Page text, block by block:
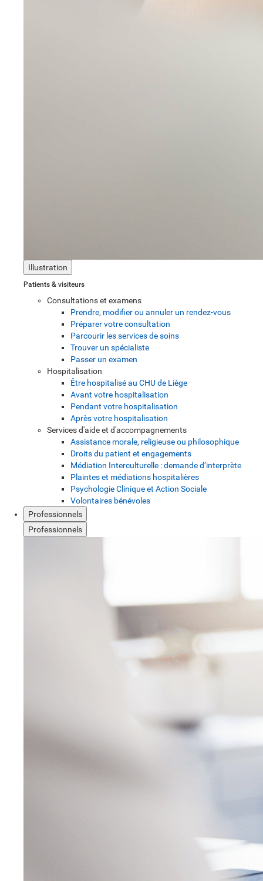
Illustration
Patients & visiteurs
Consultations et examens
Prendre, modifier ou annuler un rendez-vous
Préparer votre consultation
Parcourir les services de soins
Trouver un spécialiste
Passer un examen
Hospitalisation
Être hospitalisé au CHU de Liège
Avant votre hospitalisation
Pendant votre hospitalisation
Après votre hospitalisation
Services d'aide et d'accompagnements
Assistance morale, religieuse ou philosophique
Droits du patient et engagements
Médiation Interculturelle : demande d’interprète
Plaintes et médiations hospitalières
Psychologie Clinique et Action Sociale
Volontaires bénévoles
Professionnels
Professionnels